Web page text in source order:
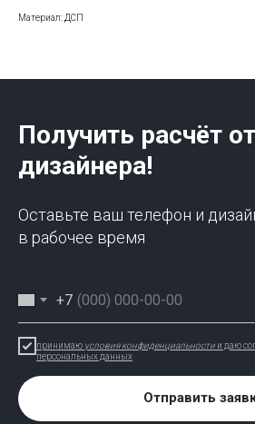
Материал: ДСП
Получить расчёт от
дизайнера!
Оставьте ваш телефон и
в рабочее время
+7
принимаю условия конфиденциальности и даю
персональных данных
Отправить